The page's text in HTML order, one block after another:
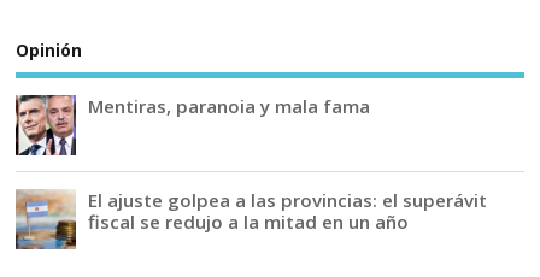
Opinión
Mentiras, paranoia y mala fama
El ajuste golpea a las provincias: el superávit
fiscal se redujo a la mitad en un año